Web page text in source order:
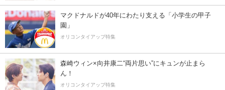
マクドナルドが40年にわたり支える「小学生の甲子
園」
オリコンタイアップ特集
森崎ウィン×向井康二“両片思い”にキュンが止まら
ん！
オリコンタイアップ特集